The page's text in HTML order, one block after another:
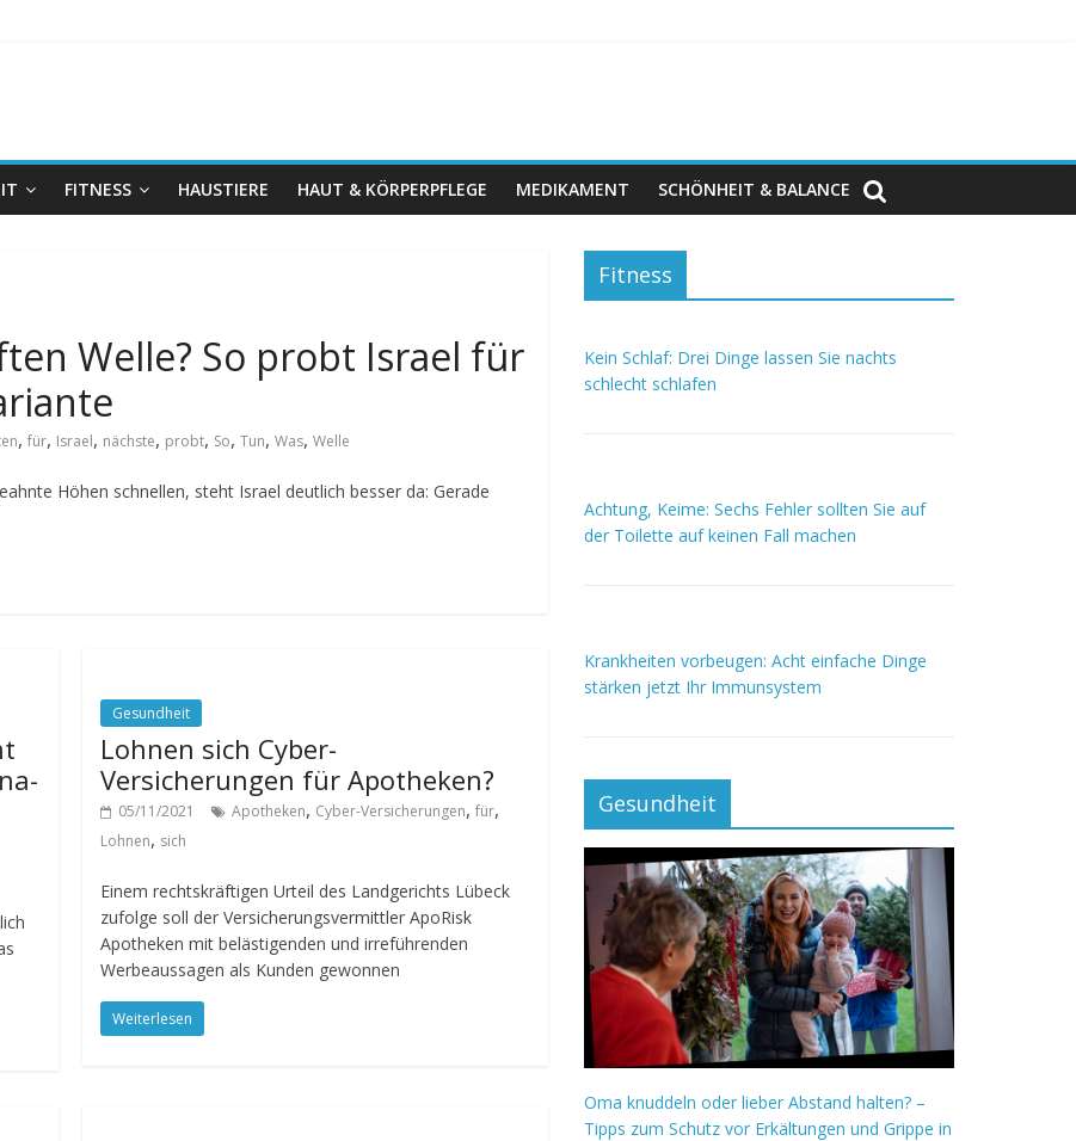
FITNESS HAUSTIERE HAUT & KÖRPERPFLEGE MEDIKAMENT SCHÖNHEIT & BALANCE
Welle? So probt Israel für
, für, Israel, nächste, probt, So, Tun, Was, Welle
Höhen schnellen, steht Israel deutlich besser da: Gerade
Gesundheit
Lohnen sich Cyber-
Versicherungen für Apotheken?
05/11/2021 Apotheken, Cyber-Versicherungen,für,
Lohnen, sich
Einem rechtskräftigen Urteil des Landgerichts Lübeck
zufolge soll der Versicherungsvermittler ApoRisk
Apotheken mit belästigenden und irreführenden
Werbeaussagen als Kunden gewonnen
Weiterlesen
Fitness
Kein Schlaf: Drei Dinge lassen Sie nachts
schlecht schlafen
Achtung, Keime: Sechs Fehler sollten Sie auf
der Toilette auf keinen Fall machen
Krankheiten vorbeugen: Acht einfache Dinge
stärken jetzt Ihr Immunsystem
Gesundheit
Oma knuddeln oder lieber Abstand halten? –
Tipps zum Schutz vor Erkältungen und Grippe in